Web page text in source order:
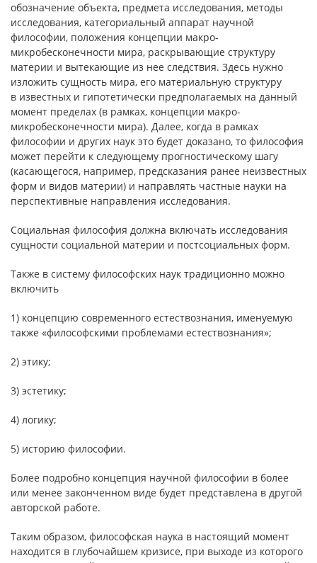
обозначение объекта, предмета исследования, методы
исследования, категориальный аппарат научной
философии, положения концепции макро-
микробесконечности мира, раскрывающие структуру
материи и вытекающие из нее следствия. Здесь нужно
изложить сущность мира, его материальную структуру
в известных и гипотетически предполагаемых на данный
момент пределах (в рамках, концепции макро-
микробесконечности мира). Далее, когда в рамках
философии и других наук это будет доказано, то философия
может перейти к следующему прогностическому шагу
(касающегося, например, предсказания ранее неизвестных
форм и видов материи) и направлять частные науки на
перспективные направления исследования.
Социальная философия должна включать исследования
сущности социальной материи и постсоциальных форм.
Также в систему философских наук традиционно можно
включить
1) концепцию современного естествознания, именуемую
также «философскими проблемами естествознания»;
2) этику;
3) эстетику;
4) логику;
5) историю философии.
Более подробно концепция научной философии в более
или менее законченном виде будет представлена в другой
авторской работе.
Таким образом, философская наука в настоящий момент
находится в глубочайшем кризисе, при выходе из которого